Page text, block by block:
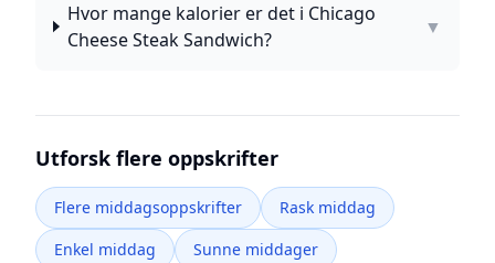
Hvor mange kalorier er det i Chicago
Cheese Steak Sandwich?
▼
Utforsk flere oppskrifter
Flere middagsoppskrifter
Rask middag
Enkel middag
Sunne middager